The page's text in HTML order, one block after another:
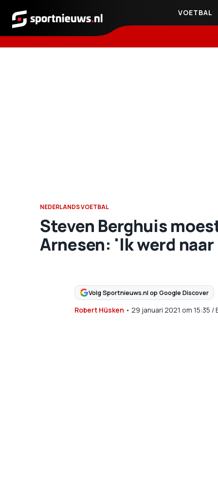
Sportnieuws.nl
VOETBAL
NEDERLANDS VOETBAL
Steven Berghuis
Arnesen: 'Ik werd
Volg Sportnieuws.nl op Google Discover
Robert Hüsken • 29 januari 2021 om 15:35 /